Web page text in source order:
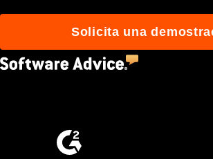
Solicita una